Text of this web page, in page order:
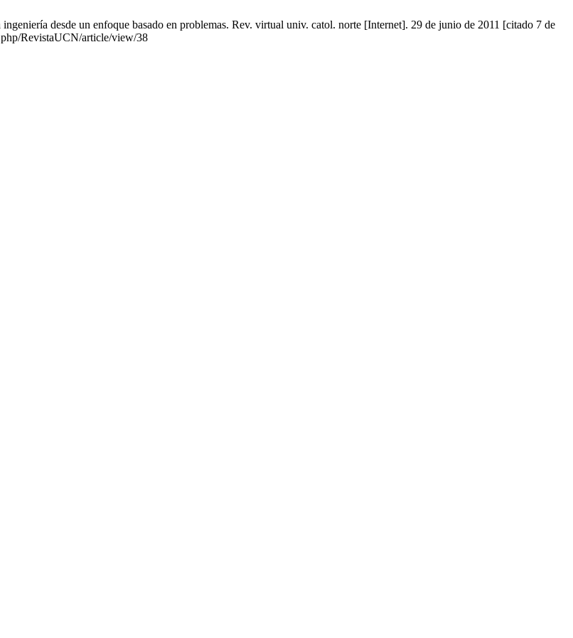
desde un enfoque basado en problemas. Rev. virtual univ. catol. norte [Internet]. 29 de junio de 2011 [citado 7 de
RevistaUCN/article/view/38